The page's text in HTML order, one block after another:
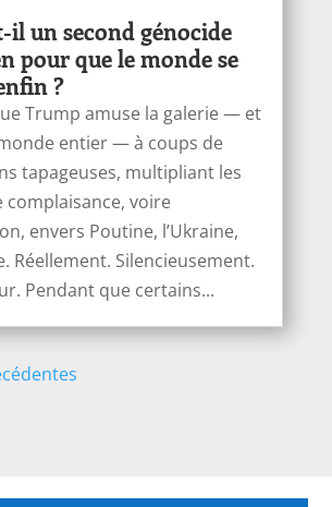
il un second génocide
pour que le monde se
?
Trump amuse la galerie — et
entier — à coups de
tapageuses, multipliant les
complaisance, voire
envers Poutine, l’Ukraine,
Réellement. Silencieusement.
Pendant que certains...